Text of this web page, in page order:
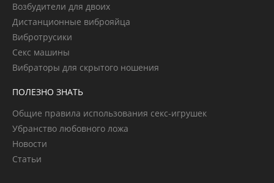
Возбудители для двоих
Дистанционные виброяйца
Вибротрусики
Секс машины
Вибраторы для скрытого ношения
ПОЛЕЗНО ЗНАТЬ
Общие правила использования секс-игрушек
Убранство любовного ложа
Новости
Статьи